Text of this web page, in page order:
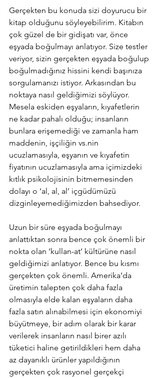
Gerçekten bu konuda sizi doyurucu bir
kitap olduğunu söyleyebilirim. Kitabın
çok güzel de bir gidişatı var, önce
eşyada boğulmayı anlatıyor. Size testler
veriyor, sizin gerçekten eşyada boğulup
boğulmadığınız hissini kendi başınıza
sorgulamanızı istiyor. Arkasından bu
noktaya nasıl geldiğimizi söylüyor.
Mesela eskiden eşyaların, kıyafetlerin
ne kadar pahalı olduğu; insanların
bunlara erişemediği ve zamanla ham
maddenin, işçiliğin vs.nin
ucuzlamasıyla, eşyanın ve kıyafetin
fiyatının ucuzlamasıyla ama içimizdeki
kıtlık psikolojisinin bitmemesinden
dolayı o ‘al, al, al’ içgüdümüzü
dizginleyemediğimizden bahsediyor.
Uzun bir süre eşyada boğulmayı
anlattıktan sonra bence çok önemli bir
nokta olan ‘kullan-at’ kültürüne nasıl
geldiğimizi anlatıyor. Bence bu kısmı
gerçekten çok önemli. Amerika’da
üretimin talepten çok daha fazla
olmasıyla elde kalan eşyaların daha
fazla satın alınabilmesi için ekonomiyi
büyütmeye, bir adım olarak bir karar
verilerek insanların nasıl birer azılı
tüketici haline getirildikleri hem daha
az dayanıklı ürünler yapıldığının
gerçekten çok rasyonel gerçekçi